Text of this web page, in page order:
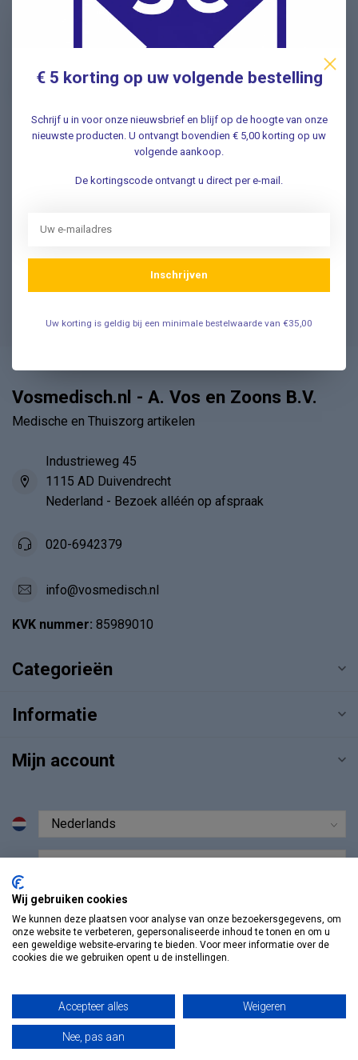
Vragen? Wij helpen graag!
✔ Snelle antwoorden op veelgestelde vragen ✔ Direct
contact met onze klantenservice ✔ Altijd hulp bij uw
Nieuwsbrief
Schrijf u in voor onze nieuwsbrief en ontvang als eerste
nieuwe aanbiedingen Meld u nu aan ➡️
Vosmedisch.nl - A. Vos en Zoons B.V.
Medische en Thuiszorg artikelen
Industrieweg 45
1115 AD Duivendrecht
Nederland - Bezoek alléén op afspraak
020-6942379
info@vosmedisch.nl
KVK nummer: 85989010
Categorieën
Informatie
Mijn account
© Copyright 2026 Vosmedisch.nl - A. Vos en Zoons B.V.
€ 5 korting op uw volgende bestelling
Schrijf u in voor onze nieuwsbrief en blijf op de hoogte van onze
nieuwste producten. U ontvangt bovendien € 5,00 korting op uw
volgende aankoop.
De kortingscode ontvangt u direct per e-mail.
Inschrijven
Uw korting is geldig bij een minimale bestelwaarde van €35,00
Wij gebruiken cookies
We kunnen deze plaatsen voor analyse van onze bezoekersgegevens, om
onze website te verbeteren, gepersonaliseerde inhoud te tonen en om u
een geweldige website-ervaring te bieden. Voor meer informatie over de
cookies die we gebruiken opent u de instellingen.
Accepteer alles Weigeren
Nee, pas aan